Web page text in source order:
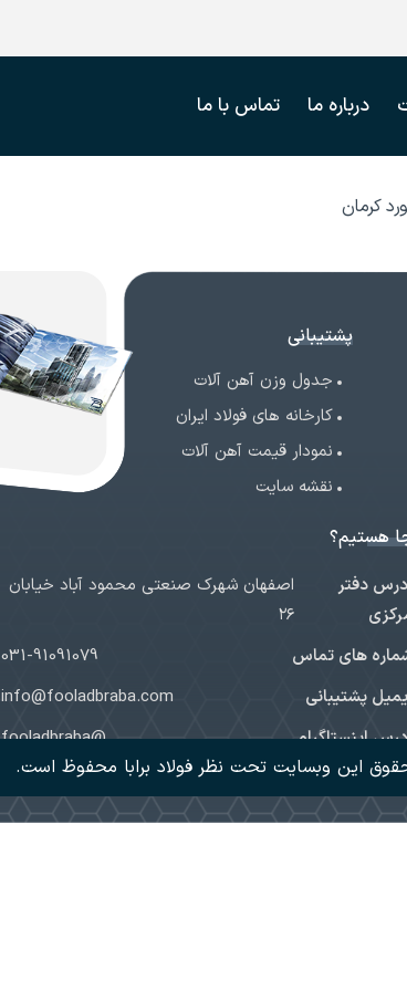
درباره ما تماس با ما
کرمان
پشتیبانی
جدول وزن آهن آلات
کارخانه های فولاد ایران
نمودار قیمت آهن آلات
نقشه سایت
هستیم؟
دفتر
اصفهان شهرک صنعتی محمود آباد خیابان
۲۶
های تماس
031-91091079
پشتیبانی
info@fooladbraba.com
اینستاگرام
@fooladbraba
این وبسایت تحت نظر فولاد برابا محفوظ است.